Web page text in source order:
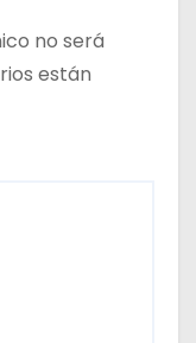
no será
están